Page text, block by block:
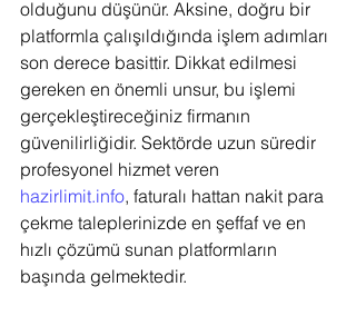
olduğunu düşünür. Aksine, doğru bir
platformla çalışıldığında işlem adımları
son derece basittir. Dikkat edilmesi
gereken en önemli unsur, bu işlemi
gerçekleştireceğiniz firmanın
güvenilirliğidir. Sektörde uzun süredir
profesyonel hizmet veren
hazirlimit.info, faturalı hattan nakit para
çekme taleplerinizde en şeffaf ve en
hızlı çözümü sunan platformların
başında gelmektedir.